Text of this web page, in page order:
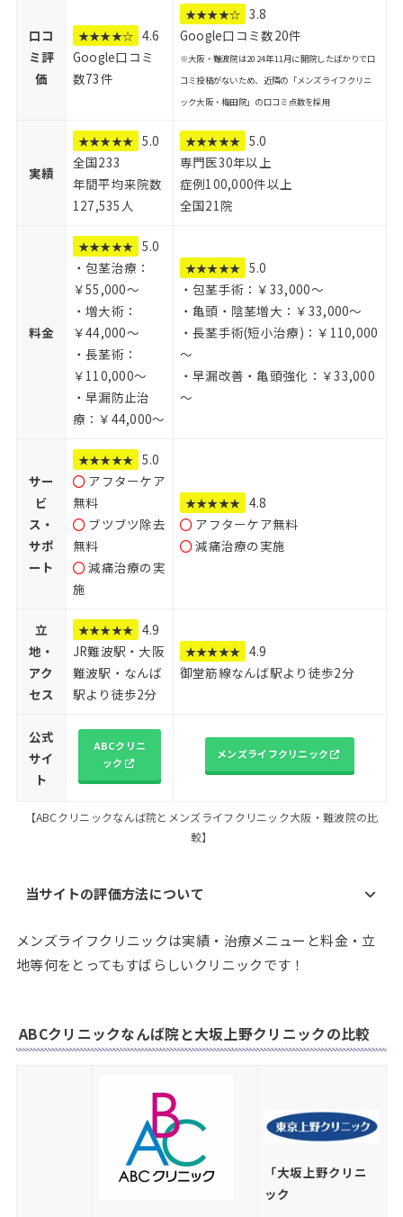
口コ
ミ評
価
★★★★☆ 4.6
Google口コミ
数73件
★★★★☆ 3.8
Google口コミ数20件
※大阪・難波院は2024年11月に開院したばかりで口
コミ投稿がないため、近隣の「メンズライフクリニ
ック大阪・梅田院」の口コミ点数を採用
実績
★★★★★ 5.0
全国233
年間平均来院数
127,535人
★★★★★ 5.0
専門医30年以上
症例100,000件以上
全国21院
料金
★★★★★ 5.0
・包茎治療：
￥55,000～
・増大術：
￥44,000～
・長茎術：
￥110,000～
・早漏防止治
療：￥44,000～
★★★★★ 5.0
・包茎手術：￥33,000～
・亀頭・陰茎増大：￥33,000～
・長茎手術(短小治療)：￥110,000
～
・早漏改善・亀頭強化：￥33,000
～
サー
ビ
ス・
サポ
ート
★★★★★ 5.0
アフターケア
無料
ブツブツ除去
無料
減痛治療の実
施
★★★★★ 4.8
アフターケア無料
減痛治療の実施
立
地・
アク
セス
★★★★★ 4.9
JR難波駅・大阪
難波駅・なんば
駅より徒歩2分
★★★★★ 4.9
御堂筋線なんば駅より徒歩2分
公式
サイ
ト
ABCクリニ
ック
メンズライフクリニック
【ABCクリニックなんば院とメンズライフクリニック大阪・難波院の比
較】
当サイトの評価方法について
メンズライフクリニックは実績・治療メニューと料金・立
地等何をとってもすばらしいクリニックです！
ABCクリニックなんば院と大坂上野クリニックの比較
「大坂上野クリニ
ック